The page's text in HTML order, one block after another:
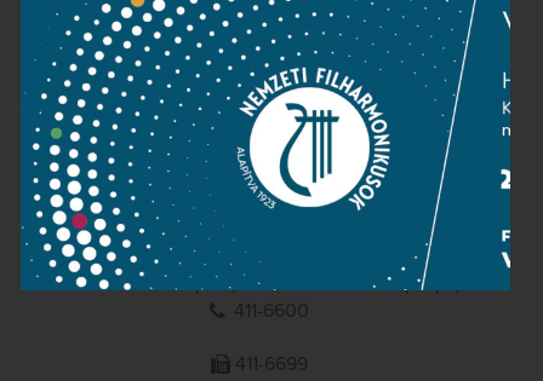
NEMZETI
FILHARMONIKUSOK
1095 Budapest, Komor Marcell u. 1. (Müpa)
411-6600
411-6699